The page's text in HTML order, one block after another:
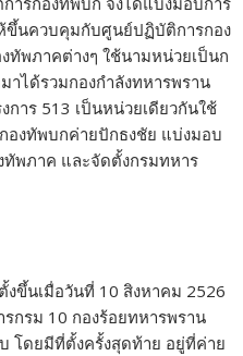
ขึ้นควบคุมกับศูนย์ปฏิบัติการกอง
พภาคต่างๆ ใช้นามหน่วยเป็นก
าได้รวมกองกำลังทหารพราน
าร 513 เป็นหน่วยเดียวกันใช้
องทัพบกค่ายปักธงชัย แบ่งมอบ
ทัพภาค และจัดตั้งกรมทหาร
ตั้งขึ้นเมื่อวันที่ 10 สิงหาคม 2526
กรม 10 กองร้อยทหารพราน
โดยมีที่ตั้งครั้งสุดท้าย อยู่ที่ค่าย